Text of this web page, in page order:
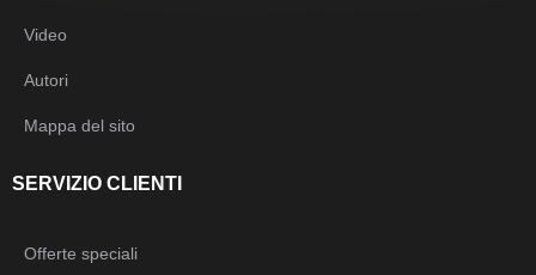
Video
Autori
Mappa del sito
SERVIZIO CLIENTI
Offerte speciali